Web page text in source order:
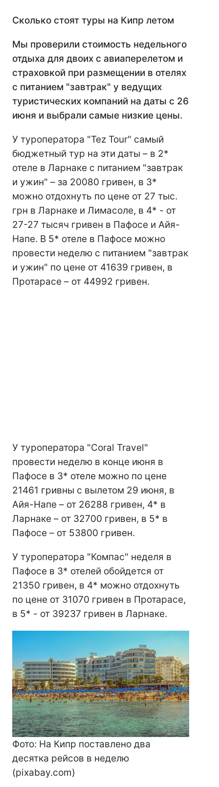
Сколько стоят туры на Кипр летом
Мы проверили стоимость недельного
отдыха для двоих с авиаперелетом и
страховкой при размещении в отелях
с питанием "завтрак" у ведущих
туристических компаний на даты с 26
июня и выбрали самые низкие цены.
У туроператора "Tez Tour" самый
бюджетный тур на эти даты – в 2*
отеле в Ларнаке с питанием "завтрак
и ужин" – за 20080 гривен, в 3*
можно отдохнуть по цене от 27 тыс.
грн в Ларнаке и Лимасоле, в 4* - от
27-27 тысяч гривен в Пафосе и Айя-
Напе. В 5* отеле в Пафосе можно
провести неделю с питанием "завтрак
и ужин" по цене от 41639 гривен, в
Протарасе – от 44992 гривен.
У туроператора "Coral Travel"
провести неделю в конце июня в
Пафосе в 3* отеле можно по цене
21461 гривны с вылетом 29 июня, в
Айя-Напе – от 26288 гривен, 4* в
Ларнаке – от 32700 гривен, в 5* в
Пафосе – от 53800 гривен.
У туроператора "Компас" неделя в
Пафосе в 3* отелей обойдется от
21350 гривен, в 4* можно отдохнуть
по цене от 31070 гривен в Протарасе,
в 5* - от 39237 гривен в Ларнаке.
Фото: На Кипр поставлено два
десятка рейсов в неделю
(pixabay.com)